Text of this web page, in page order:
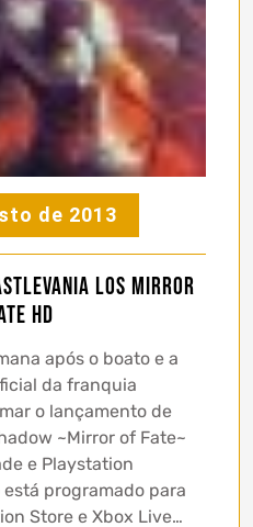
de 2013
LoS Mirror
HD
após o boato e a
da franquia
o lançamento de
~Mirror of Fate~
e Playstation
programado para
Store e Xbox Live…